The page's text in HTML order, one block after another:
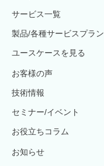
サービス一覧
製品/各種サービスプラン
ユースケースを見る
お客様の声
技術情報
セミナー/イベント
お役立ちコラム
お知らせ